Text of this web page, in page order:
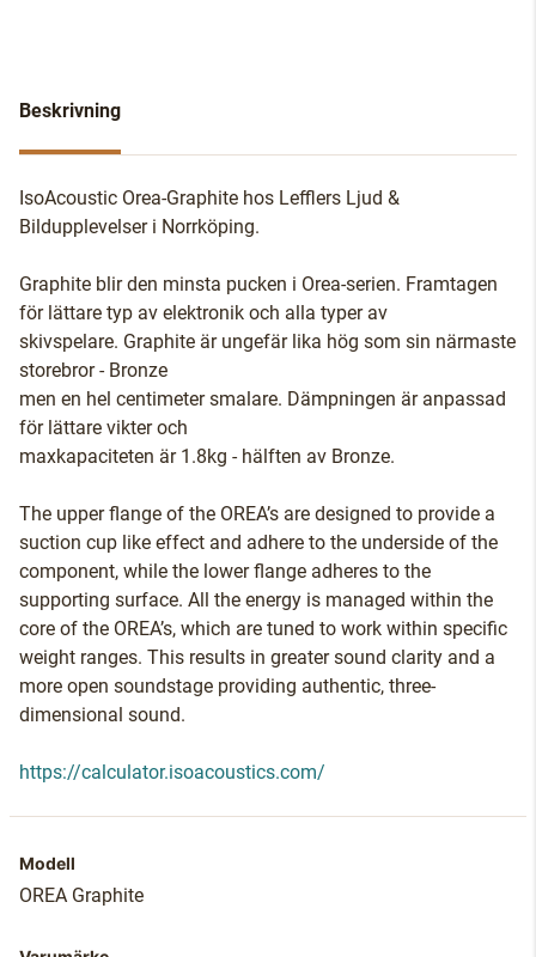
Beskrivning
IsoAcoustic Orea-Graphite hos Lefflers Ljud &
Bildupplevelser i Norrköping.
Graphite blir den minsta pucken i Orea-serien. Framtagen
för lättare typ av elektronik och alla typer av
skivspelare. Graphite är ungefär lika hög som sin närmaste
storebror - Bronze
men en hel centimeter smalare. Dämpningen är anpassad
för lättare vikter och
maxkapaciteten är 1.8kg - hälften av Bronze.
The upper flange of the OREA’s are designed to provide a
suction cup like effect and adhere to the underside of the
component, while the lower flange adheres to the
supporting surface. All the energy is managed within the
core of the OREA’s, which are tuned to work within specific
weight ranges. This results in greater sound clarity and a
more open soundstage providing authentic, three-
dimensional sound.
https://calculator.isoacoustics.com/
Modell
OREA Graphite